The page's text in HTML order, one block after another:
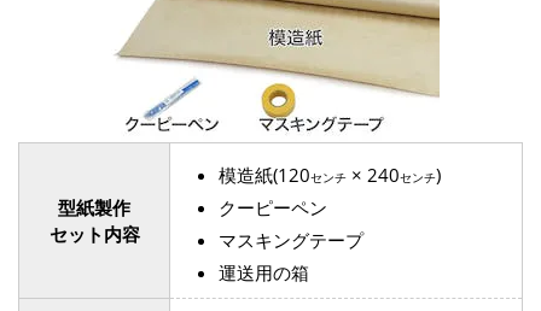
型紙製作
セット内容
模造紙(120センチ × 240センチ)
クーピーペン
マスキングテープ
運送用の箱